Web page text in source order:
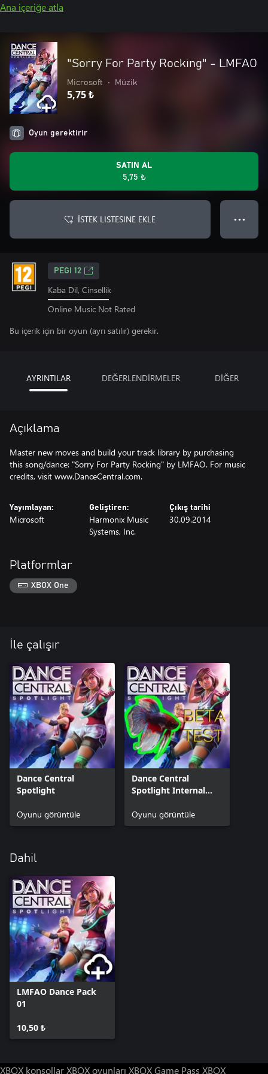
Ana içeriğe atla
"Sorry For Party Rocking" - LMFAO
Microsoft • Müzik
5,75 ₺
Oyun gerektirir
SATIN AL
5,75 ₺
İSTEK LISTESINE EKLE ● ● ●
PEGI 12
Kaba Dil, Cinsellik
Online Music Not Rated
Bu içerik için bir oyun (ayrı satılır) gerekir.
AYRINTILAR DEĞERLENDİRMELER DİĞER
Açıklama
Master new moves and build your track library by purchasing
this song/dance: "Sorry For Party Rocking" by LMFAO. For music
credits, visit www.DanceCentral.com.
Yayımlayan:
Microsoft
Geliştiren:
Harmonix Music
Systems, Inc.
Çıkış tarihi
30.09.2014
Platformlar
XBOX One
İle çalışır
Dance Central
Spotlight
Oyunu görüntüle
Dance Central
Spotlight Internal
Oyunu görüntüle
Dahil
LMFAO Dance Pack
01
10,50 ₺
XBOX konsollarXBOX oyunları XBOX Game Pass XBOX